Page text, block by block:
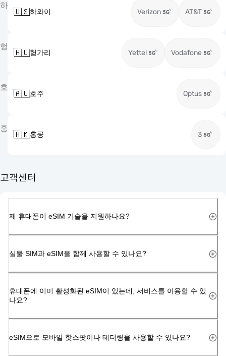
하
🇺🇸하와이 Verizon AT&T
헝
🇭🇺헝가리 Yettel Vodafone
호
🇦🇺호주 Optus
홍
🇭🇰홍콩 3
고객센터
제 휴대폰이 eSIM 기술을 지원하나요?
실물 SIM과 eSIM을 함께 사용할 수 있나요?
휴대폰에 이미 활성화된 eSIM이 있는데, 서비스를 이용할 수 있
나요?
eSIM으로 모바일 핫스팟이나 테더링을 사용할 수 있나요?